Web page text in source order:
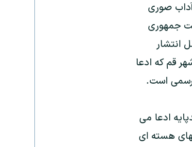
صوری
جمهوری
انتشار
قم که ادعا
رسمی است.
ادعا می
هسته ای